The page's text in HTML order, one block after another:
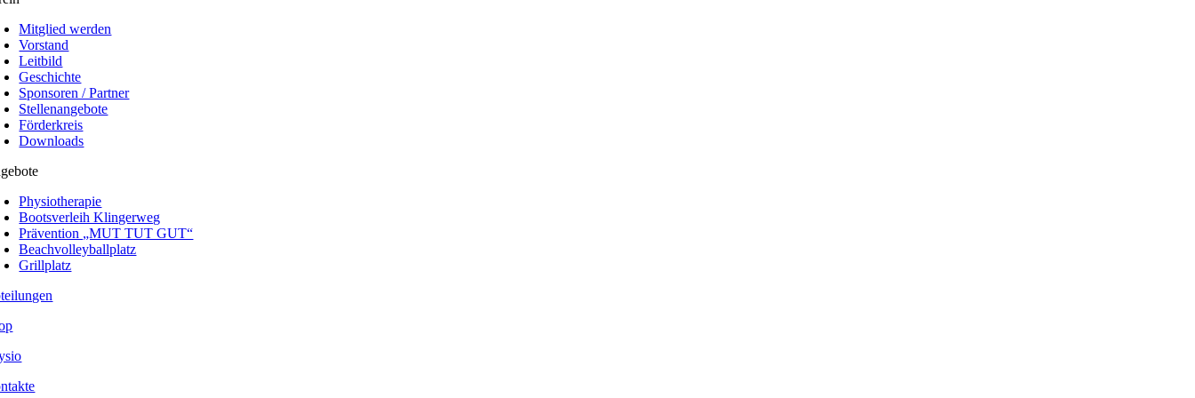
Mitglied werden
Vorstand
Leitbild
Geschichte
Sponsoren / Partner
Stellenangebote
Förderkreis
Downloads
Physiotherapie
Bootsverleih Klingerweg
Prävention „MUT TUT GUT“
Beachvolleyballplatz
Grillplatz